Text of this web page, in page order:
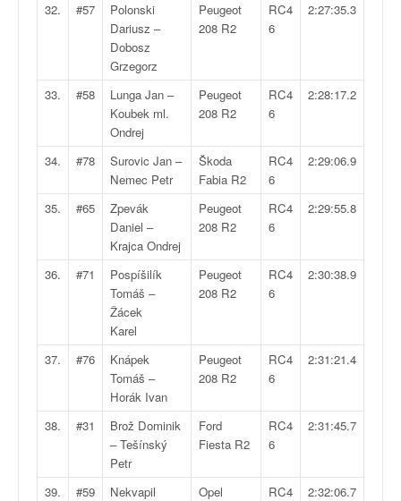
32. #57
Polonski
Dariusz –
Dobosz
Grzegorz
Peugeot
208 R2
RC4
6
2:27:35.3
33. #58
Lunga Jan –
Koubek ml.
Ondrej
Peugeot
208 R2
RC4
6
2:28:17.2
34. #78
Surovic Jan –
Nemec Petr
Škoda
Fabia R2
RC4
6
2:29:06.9
35. #65
Zpevák
Daniel –
Krajca Ondrej
Peugeot
208 R2
RC4
6
2:29:55.8
36. #71
Pospíšilík
Tomáš –
Žácek
Karel
Peugeot
208 R2
RC4
6
2:30:38.9
37. #76
Knápek
Tomáš –
Horák Ivan
Peugeot
208 R2
RC4
6
2:31:21.4
38. #31
Brož Dominik
– Tešínský
Petr
Ford
Fiesta R2
RC4
6
2:31:45.7
39. #59
Nekvapil
Opel
RC4
2:32:06.7